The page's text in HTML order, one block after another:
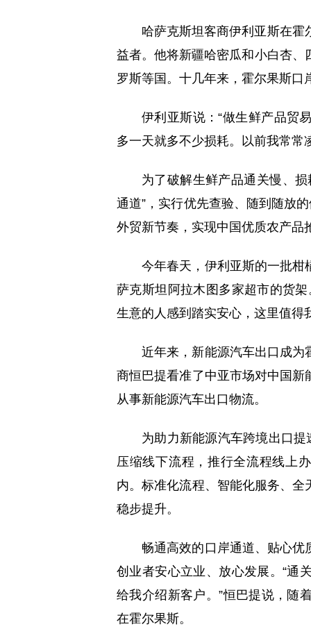
哈萨克斯坦客商伊利亚斯在
益者。他将新疆哈密瓜和小白杏
罗斯等国。十几年来，霍尔果斯
伊利亚斯说：“做生鲜产品贸
多一天就多不少损耗。以前我常常
为了破解生鲜产品通关慢、
通道”，实行优先查验、随到随放
外贸新节奏，实现中国优质农产品
今年春天，伊利亚斯的一批
萨克斯坦阿拉木图多家超市的货
生意的人感到踏实安心，这里值得
近年来，新能源汽车出口成
商恒巴提看准了中亚市场对中国
从事新能源汽车出口物流。
为助力新能源汽车跨境出口
压缩线下流程，推行全流程线上
内。标准化流程、智能化服务、
稳步提升。
畅通高效的口岸通道、贴心
创业者安心立业、放心发展。“通
给我介绍新客户。”恒巴提说，随
在霍尔果斯。